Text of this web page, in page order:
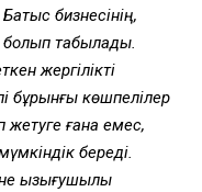
Батыс бизнесінің,
болып табылады.
жергілікті
бұрынғы көшпелілер
жетуге ғана емес,
береді.
қызығушылық